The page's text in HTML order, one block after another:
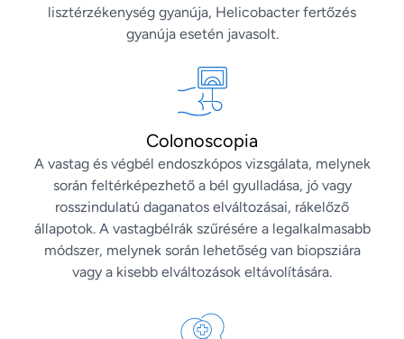
lisztérzékenység gyanúja, Helicobacter fertőzés
gyanúja esetén javasolt.
Colonoscopia
A vastag és végbél endoszkópos vizsgálata, melynek
során feltérképezhető a bél gyulladása, jó vagy
rosszindulatú daganatos elváltozásai, rákelőző
állapotok. A vastagbélrák szűrésére a legalkalmasabb
módszer, melynek során lehetőség van biopsziára
vagy a kisebb elváltozások eltávolítására.